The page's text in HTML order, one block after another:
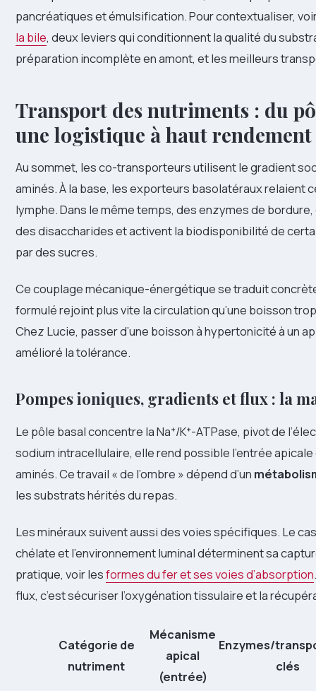
pancréatiques et émulsification. Pour contextualiser,
la bile, deux leviers qui conditionnent la qualité du
préparation incomplète en amont, et les meilleurs
Transport des nutriments : du
une logistique à haut rendement
Au sommet, les co-transporteurs utilisent le gradient
aminés. À la base, les exporteurs basolatéraux relaient
lymphe. Dans le même temps, des enzymes de
des disaccharides et activent la biodisponibilité de
par des sucres.
Ce couplage mécanique-énergétique se traduit
formulé rejoint plus vite la circulation qu’une boisson
Chez Lucie, passer d’une boisson à hypertonicité à un
amélioré la tolérance.
Pompes ioniques, gradients et flux : la
Le pôle basal concentre la Na⁺/K⁺-ATPase, pivot de
sodium intracellulaire, elle rend possible l’entrée
aminés. Ce travail « de l’ombre » dépend d’un
les substrats hérités du repas.
Les minéraux suivent aussi des voies spécifiques. Le
chélate et l’environnement luminal déterminent sa
pratique, voir lesformes du fer et ses voies d’absorption
flux, c’est sécuriser l’oxygénation tissulaire et la
Catégorie de
nutriment
Mécanisme
apical
(entrée)
Enzymes/
clés